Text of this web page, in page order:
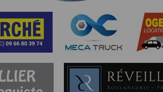
Conformément à notre politique de confidentialité,
des services de synchronisation de base, il est
fin au suivi de la localisation de votre appareil,